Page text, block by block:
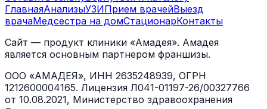
ГлавнаяАнализыУЗИПрием врачейВыезд
врачаМедсестра на домСтационарКонтакты
Сайт — продукт клиники «Амадея». Амадея
является основным партнером франшизы.
ООО «АМАДЕЯ», ИНН 2635248939, ОГРН
1212600004165. Лицензия Л041-01197-26/00327766
от 10.08.2021, Министерство здравоохранения